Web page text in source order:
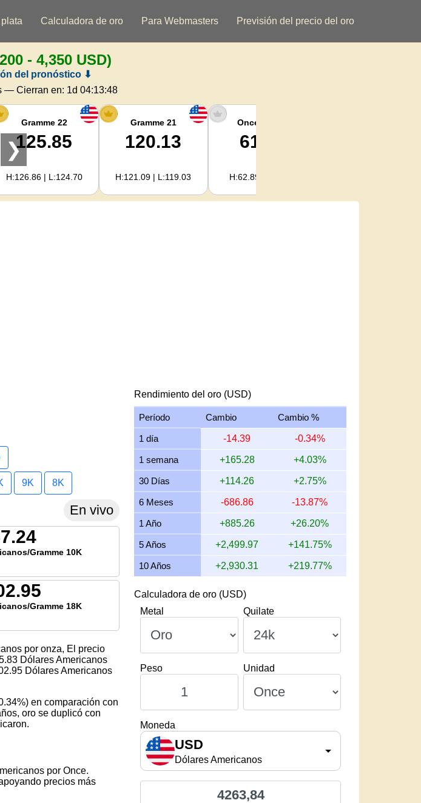
Calculadora de oro Para Webmasters Previsión del precio del oro
- 4,350 USD)
del pronóstico ⬇
— Cierran en: 1d 04:13:47
Gramme 22
125.85
H:126.86 | L:124.70
Gramme 21
120.13
H:121.09 | L:119.03
Once argent
61.60
H:62.89 | L:61.01
❯
9K 8K
En vivo
Gramme 10K
Gramme 18K
por onza, El precio
Dólares Americanos
Dólares Americanos
en comparación con
oro se duplicó con
por Once.
precios más
Rendimiento del oro (USD)
Período Cambio Cambio %
1 día -14.39 -0.34%
1 semana +165.28 +4.03%
30 Días +114.26 +2.75%
6 Meses -686.86 -13.87%
1 Año +885.26 +26.20%
5 Años +2,499.97 +141.75%
10 Años +2,930.31 +219.77%
Calculadora de oro (USD)
Metal
Quilate
Peso Unidad
Moneda
USD
Dólares Americanos
4263,84